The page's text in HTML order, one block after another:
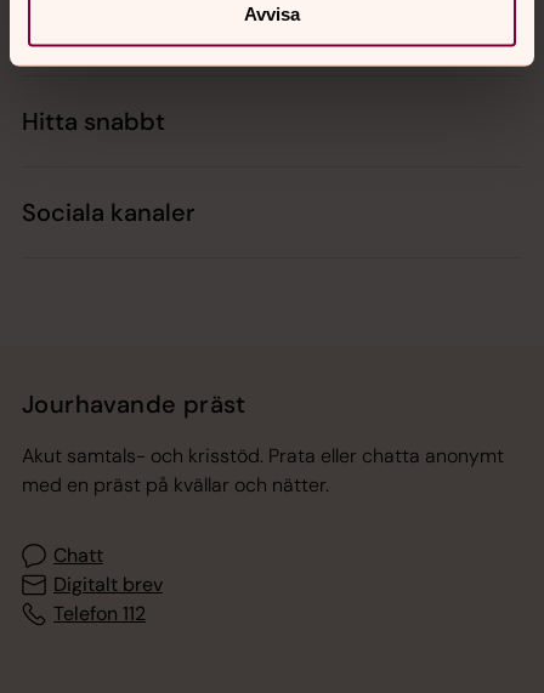
Avvisa
Hitta snabbt
Sociala kanaler
Jourhavande präst
Akut samtals- och krisstöd. Prata eller chatta anonymt
med en präst på kvällar och nätter.
Chatt
Digitalt brev
Telefon 112